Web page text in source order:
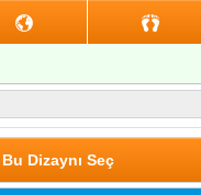
Bu Dizaynı Seç